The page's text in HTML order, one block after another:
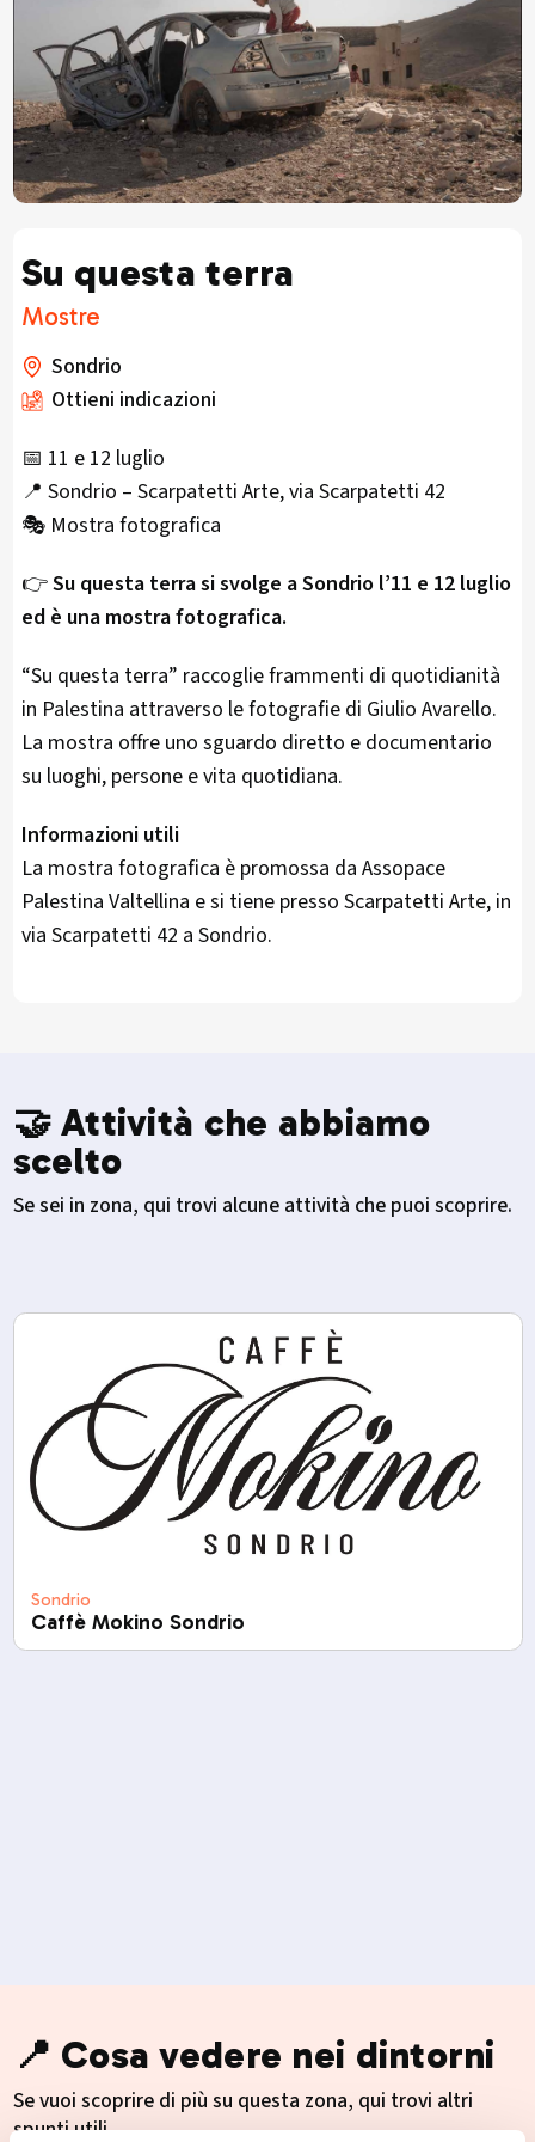
Su questa terra
Mostre
Sondrio
Ottieni indicazioni
📅 11 e 12 luglio
📍 Sondrio – Scarpatetti Arte, via Scarpatetti 42
🎭 Mostra fotografica
👉Su questa terra si svolge a Sondrio l’11 e 12 luglio
ed è una mostra fotografica.
“Su questa terra” raccoglie frammenti di quotidianità
in Palestina attraverso le fotografie di Giulio Avarello.
La mostra offre uno sguardo diretto e documentario
su luoghi, persone e vita quotidiana.
Informazioni utili
La mostra fotografica è promossa da Assopace
Palestina Valtellina e si tiene presso Scarpatetti Arte, in
via Scarpatetti 42 a Sondrio.
🤝 Attività che abbiamo
scelto
Se sei in zona, qui trovi alcune attività che puoi scoprire.
Sondrio
Caffè Mokino Sondrio
📍 Cosa vedere nei dintorni
Se vuoi scoprire di più su questa zona, qui trovi altri
spunti utili.